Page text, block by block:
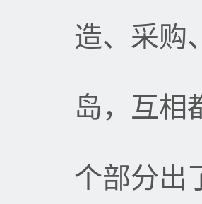
造、采购
岛，互相
个部分出